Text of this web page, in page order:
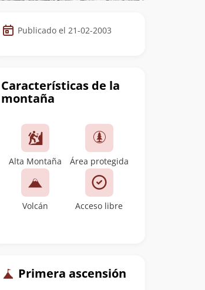
Datos
de
cumbre
Publicado el 21-02-2003
Características de la
montaña
Alta Montaña Área protegida
Volcán Acceso libre
Primera ascensión